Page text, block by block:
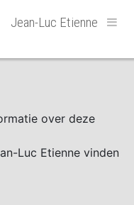
Jean-Luc Etienne
over deze
Luc Etienne vinden